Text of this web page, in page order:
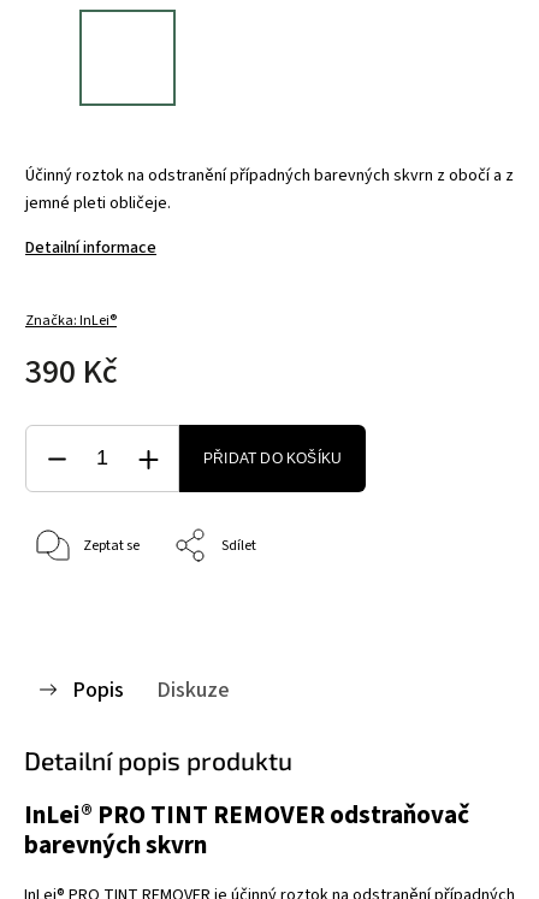
Účinný roztok na odstranění případných barevných skvrn z obočí a z
jemné pleti obličeje.
Detailní informace
Značka:InLei®
390 Kč
PŘIDAT DO KOŠÍKU
Zeptat se Sdílet
Popis Diskuze
Detailní popis produktu
InLei® PRO TINT REMOVER odstraňovač
barevných skvrn